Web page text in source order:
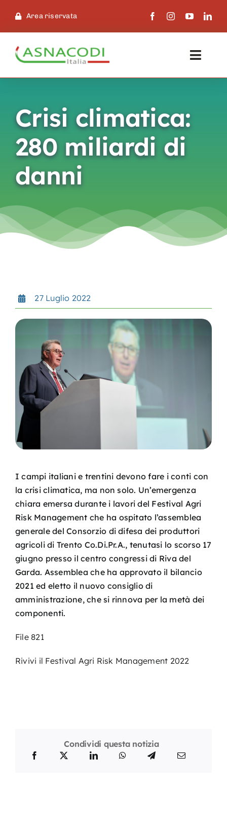
content
Area riservata
Asnacodi Family
Condifesa
Normative
Progetti
Contatti
Crisi climatica:
280 miliardi di
danni
27 Luglio 2022
I campi italiani e trentini devono fare i conti con
la crisi climatica, ma non solo. Un’emergenza
chiara emersa durante i lavori del Festival Agri
Risk Management che ha ospitato l’assemblea
generale del Consorzio di difesa dei produttori
agricoli di Trento Co.Di.Pr.A., tenutasi lo scorso 17
giugno presso il centro congressi di Riva del
Garda. Assemblea che ha approvato il bilancio
2021 ed eletto il nuovo consiglio di
amministrazione, che si rinnova per la metà dei
componenti.
File 821
Rivivi il Festival Agri Risk Management 2022
Condividi questa notizia